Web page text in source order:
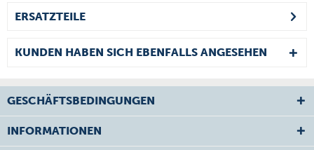
ERSATZTEILE
KUNDEN HABEN SICH EBENFALLS ANGESEHEN
GESCHÄFTSBEDINGUNGEN
INFORMATIONEN